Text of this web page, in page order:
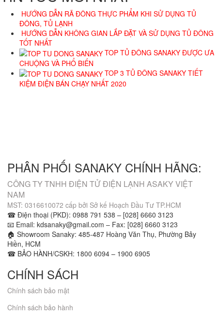
HƯỚNG DẪN RÃ ĐÔNG THỰC PHẨM KHI SỬ DỤNG TỦ
ĐÔNG, TỦ LẠNH
HƯỚNG DẪN KHÔNG GIAN LẮP ĐẶT VÀ SỬ DỤNG TỦ ĐÔNG
TỐT NHẤT
TOP TỦ ĐÔNG SANAKY ĐƯỢC ƯA
CHUỘNG VÀ PHỔ BIẾN
TOP 3 TỦ ĐÔNG SANAKY TIẾT
KIỆM ĐIỆN BÁN CHẠY NHẤT 2020
PHÂN PHỐI SANAKY CHÍNH HÃNG:
CÔNG TY TNHH ĐIỆN TỬ ĐIỆN LẠNH ASAKY VIỆT
NAM
MST: 0316610072 cấp bởi Sở kế Hoạch Đầu Tư TP.HCM
☎ Điện thoại (PKD): 0988 791 538 – [028] 6660 3123
📧 Email: kdsanaky@gmail.com – Fax: [028] 6660 3123
🏠 Showroom Sanaky: 485-487 Hoàng Văn Thụ, Phường Bảy
Hiền, HCM
☎ BẢO HÀNH/CSKH: 1800 6094 – 1900 6905
CHÍNH SÁCH
Chính sách bảo mật
Chính sách bảo hành